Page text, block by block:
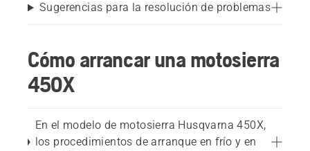
Sugerencias para la resolución de problemas
Cómo arrancar una motosierra
450X
En el modelo de motosierra Husqvarna 450X,
los procedimientos de arranque en frío y en